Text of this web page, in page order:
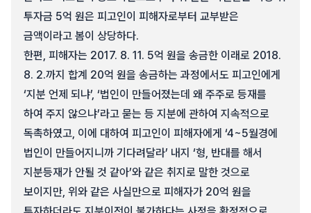
투자금 5억 원은 피고인이 피해자로부터 교부받은
금액이라고 봄이 상당하다.
한편, 피해자는 2017. 8. 11. 5억 원을 송금한 이래로 2018.
8. 2.까지 합계 20억 원을 송금하는 과정에서도 피고인에게
‘지분 언제 되냐’, ‘법인이 만들어졌는데 왜 주주로 등재를
하여 주지 않으냐’라고 묻는 등 지분에 관하여 지속적으로
독촉하였고, 이에 대하여 피고인이 피해자에게 ‘4~5월경에
법인이 만들어지니까 기다려달라’ 내지 ‘형, 반대를 해서
지분등재가 안될 것 같아’와 같은 취지로 말한 것으로
보이지만, 위와 같은 사실만으로 피해자가 20억 원을